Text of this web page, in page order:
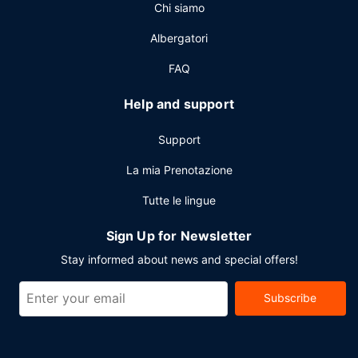
un pratico servizio di lavanderia e lavaggio a secco e una
a Burlington? Presso un hotel avrai a disposizione 218
metri quadrati di spazio con un'area per conferenze e 6
Chi siamo
Albergatori
FAQ
Help and support
Support
La mia Prenotazione
Tutte le lingue
Sign Up for Newsletter
Stay informed about news and special offers!
Subscribe